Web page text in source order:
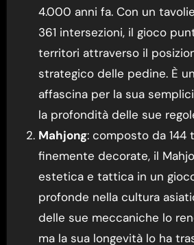
4.000 anni fa. Con un
361 intersezioni, il gioco
territori attraverso il
strategico delle pedine. È
affascina per la sua
la profondità delle sue
Mahjong: composto da 144
finemente decorate, il
estetica e tattica in un
profonde nella cultura
delle sue meccaniche lo
ma la sua longevità lo ha